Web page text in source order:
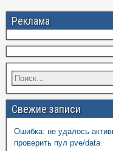
Реклама
Свежие записи
Ошибка: не удалось
проверить пул pve/data